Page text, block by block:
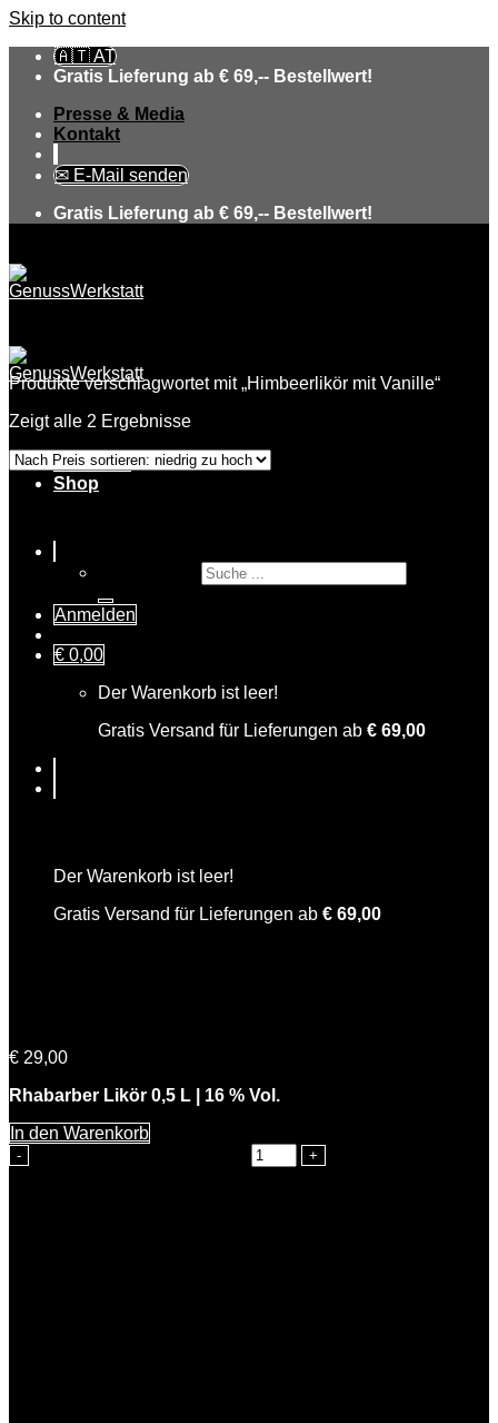
Skip to content
🇦🇹 AT
Gratis Lieferung ab € 69,-- Bestellwert!
Presse & Media
Kontakt
✉ E-Mail senden
Gratis Lieferung ab € 69,-- Bestellwert!
Über uns
Shop
Anmelden
€ 0,00
Der Warenkorb ist leer!
Gratis Versand für Lieferungen ab € 69,00
Der Warenkorb ist leer!
Gratis Versand für Lieferungen ab € 69,00
Produkte verschlagwortet mit „Himbeerlikör mit Vanille“
Zeigt alle 2 Ergebnisse
€ 29,00
Rhabarber Likör 0,5 L | 16 % Vol.
In den Warenkorb